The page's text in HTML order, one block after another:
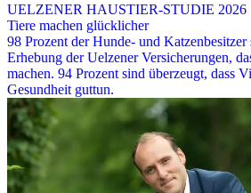
UELZENER HAUSTIER-STUDIE 2026
Tiere machen glücklicher
98 Prozent der Hunde- und Katzenbesitzer
Erhebung der Uelzener Versicherungen,
machen. 94 Prozent sind überzeugt, dass
Gesundheit guttun.